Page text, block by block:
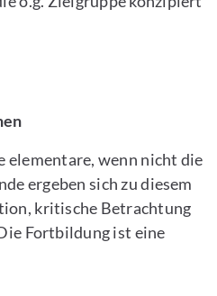
elementare, wenn nicht die
ergeben sich zu diesem
kritische Betrachtung
Fortbildung ist eine